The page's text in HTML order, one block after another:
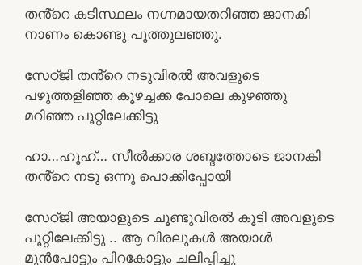
തൻ്റെ കടിസ്ഥലം നഗ്നമായതറിഞ്ഞ ജാനകി
നാണം കൊണ്ടു പൂത്തുലഞ്ഞു.
സേഠ്ജി തൻ്റെ നടുവിരൽ അവളുടെ
പഴുത്തളിഞ്ഞ കൂഴച്ചക്ക പോലെ കുഴഞ്ഞു
മറിഞ്ഞ പൂറ്റിലേക്കിട്ടു
ഹാ…ഹൂഹ്… സീൽക്കാര ശബ്ദത്തോടെ ജാനകി
തൻ്റെ നടു ഒന്നു പൊക്കിപ്പോയി
സേഠ്ജി അയാളുടെ ചൂണ്ടുവിരൽ കൂടി അവളുടെ
പൂറ്റിലേക്കിട്ടു .. ആ വിരലുകൾ അയാൾ
മുൻപോട്ടും പിറകോട്ടും ചലിപ്പിച്ചു